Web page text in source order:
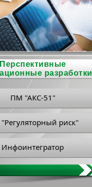
Перспективные
разработки
ПМ "АКС-51"
риск"
Инфоинтегратор